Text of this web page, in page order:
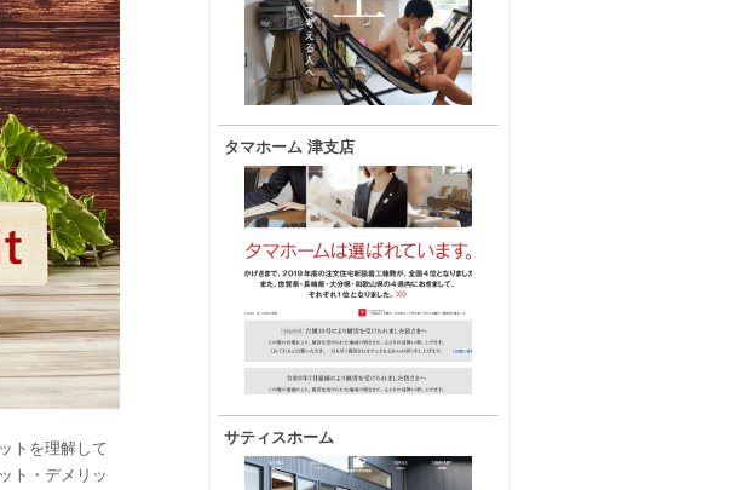
トを理解して
ト・デメリッ
タマホーム 津支店
サティスホーム